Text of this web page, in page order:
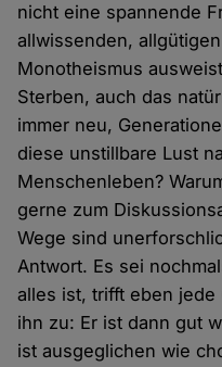
nicht eine spannende
allwissenden,
Monotheismus
Sterben, auch das
immer neu,
diese unstillbare Lust
Menschenleben?
gerne zum
Wege sind
Antwort. Es sei
alles ist, trifft eben
ihn zu: Er ist dann gut
ist ausgeglichen wie